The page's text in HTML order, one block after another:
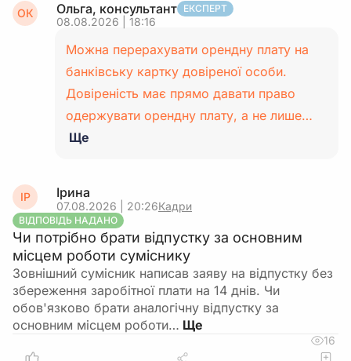
ОК Ольга, консультант ЕКСПЕРТ
08.08.2026 | 18:16
Можна перерахувати орендну плату на
банківську картку довіреної особи.
Довіреність має прямо давати право
одержувати орендну плату, а не лише…
Ще
ІР Ірина
07.08.2026 | 20:26Кадри
ВІДПОВІДЬ НАДАНО
Чи потрібно брати відпустку за основним
місцем роботи суміснику
Зовнішний сумісник написав заяву на відпустку без
збереження заробітної плати на 14 днів. Чи
обов'язково брати аналогічну відпустку за
основним місцем роботи…
16